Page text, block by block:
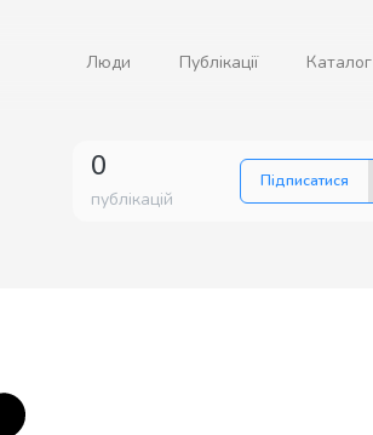
Люди Публікації Каталог
0
публікацій
Підписатися